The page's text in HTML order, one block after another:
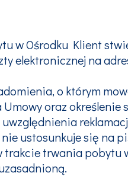
w Ośrodku Klient
elektronicznej na
o którym
oraz określenie
ustosunkuje się na
trakcie trwania